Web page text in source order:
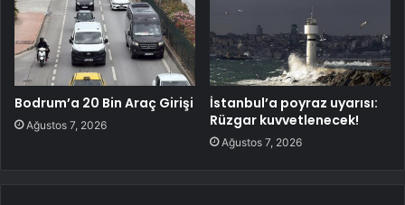
Bodrum’a 20 Bin Araç Girişi
Ağustos 7, 2026
İstanbul’a poyraz uyarısı:
Rüzgar kuvvetlenecek!
Ağustos 7, 2026